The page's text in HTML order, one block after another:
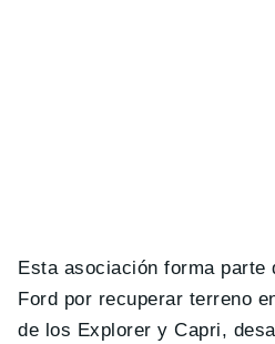
Esta asociación forma parte
Ford por recuperar terreno
de los Explorer y Capri,